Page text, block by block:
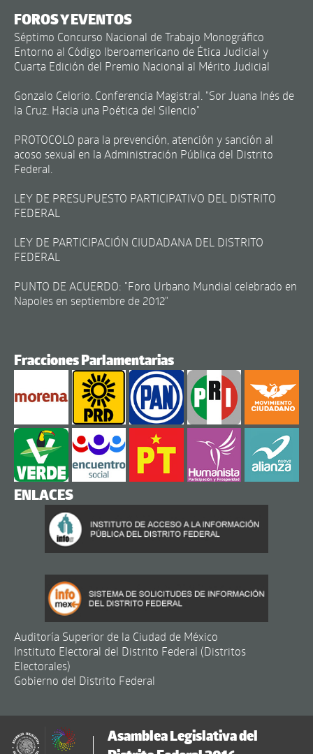
FOROS Y EVENTOS
Séptimo Concurso Nacional de Trabajo Monográfico
Entorno al Código Iberoamericano de Ética Judicial y
Cuarta Edición del Premio Nacional al Mérito Judicial
Gonzalo Celorio. Conferencia Magistral. "Sor Juana Inés de
la Cruz. Hacia una Poética del Silencio"
PROTOCOLO para la prevención, atención y sanción al
acoso sexual en la Administración Pública del Distrito
Federal.
LEY DE PRESUPUESTO PARTICIPATIVO DEL DISTRITO
FEDERAL
LEY DE PARTICIPACIÓN CIUDADANA DEL DISTRITO
FEDERAL
PUNTO DE ACUERDO: "Foro Urbano Mundial celebrado en
Napoles en septiembre de 2012"
Fracciones Parlamentarias
ENLACES
Auditoría Superior de la Ciudad de México
Instituto Electoral del Distrito Federal (Distritos
Electorales)
Gobierno del Distrito Federal
Asamblea Legislativa del